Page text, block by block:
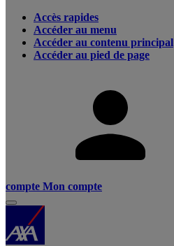
Accès rapides
Accéder au menu
Accéder au contenu principal
Accéder au pied de page
compte Mon compte